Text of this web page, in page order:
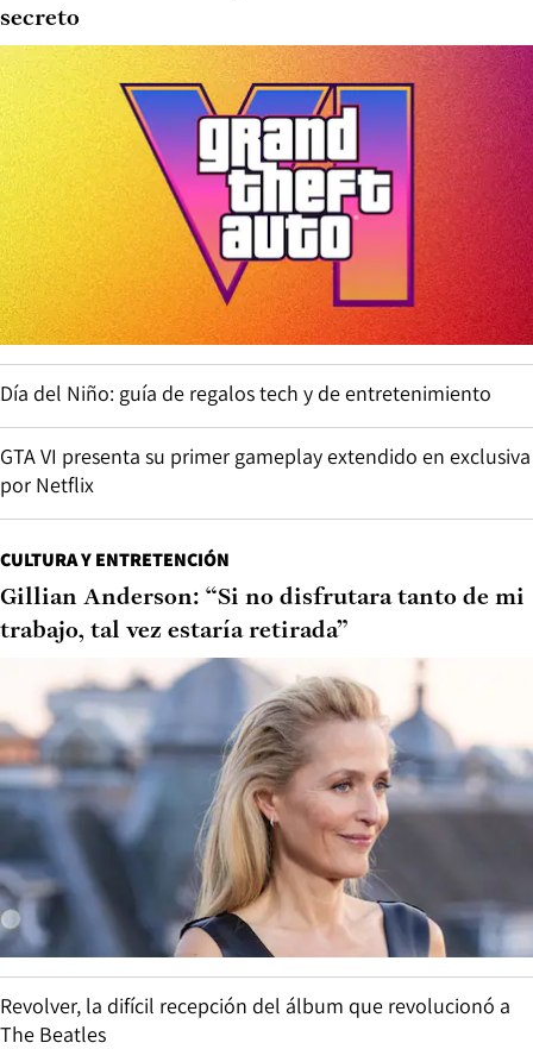
secreto
Día del Niño: guía de regalos tech y de entretenimiento
GTA VI presenta su primer gameplay extendido en exclusiva
por Netflix
CULTURA Y ENTRETENCIÓN
Gillian Anderson: “Si no disfrutara tanto de mi
trabajo, tal vez estaría retirada”
Revolver, la difícil recepción del álbum que revolucionó a
The Beatles